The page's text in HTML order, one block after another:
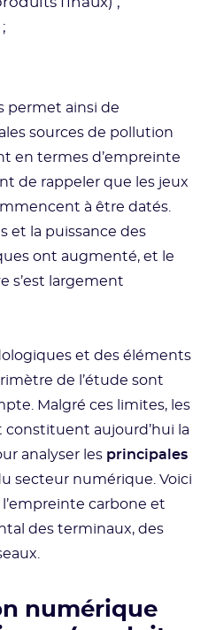
permet ainsi de
sources de pollution
en termes d’empreinte
de rappeler que les jeux
à être datés.
et la puissance des
ont augmenté, et le
s’est largement
et des éléments
de l’étude sont
Malgré ces limites, les
aujourd’hui la
analyser les principales
secteur numérique. Voici
carbone et
des terminaux, des
numérique